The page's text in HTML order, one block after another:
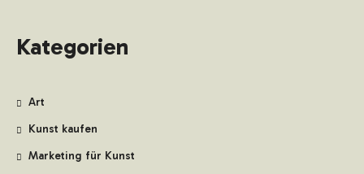
Kategorien
Art
Kunst kaufen
Marketing für Kunst